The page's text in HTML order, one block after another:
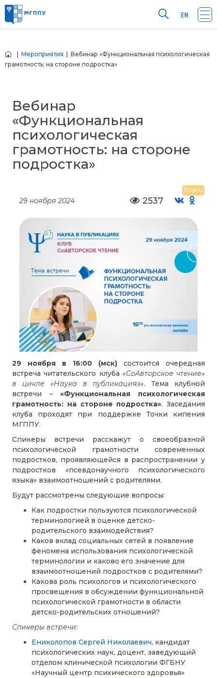
Мероприятия | Вебинар «Функциональная психологическая
грамотность: на стороне подростка»
Вебинар
«Функциональная
психологическая
грамотность: на стороне
подростка»
Встреча
29 ноября 2024 2537
29 ноября в 16:00 (мск) состоится очередная
встреча читательского клуба «СоАвторское чтение»
в цикле
«Наука в публикациях». Тема клубной
встречи –«Функциональная психологическая
грамотность: на стороне подростка». Заседания
клуба проходят при поддержке Точки кипения
МГППУ.
Спикеры встречи расскажут о своеобразной
психологической грамотности современных
подростков, проявляющейся в распространении у
подростков «псевдонаучного психологического
языка» взаимоотношений с родителями.
Будут рассмотрены следующие вопросы:
Как подростки пользуются психологической
терминологией в оценке детско-
родительского взаимодействия?
Каков вклад социальных сетей в появление
феномена использования психологической
терминологии и каково его значение для
взаимоотношений подростков с родителями?
Какова роль психологов и психологического
просвещения в обсуждении функциональной
психологической грамотности в области
детско-родительских отношений?
Спикеры встречи:
Ениколопов Сергей Николаевич, кандидат
психологических наук, доцент, заведующий
отделом клинической психологии ФГБНУ
«Научный центр психического здоровья»